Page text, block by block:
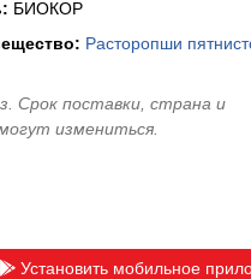
: БИОКОР
: Расторопши
Срок поставки, страна и
измениться.
Установить мобильное